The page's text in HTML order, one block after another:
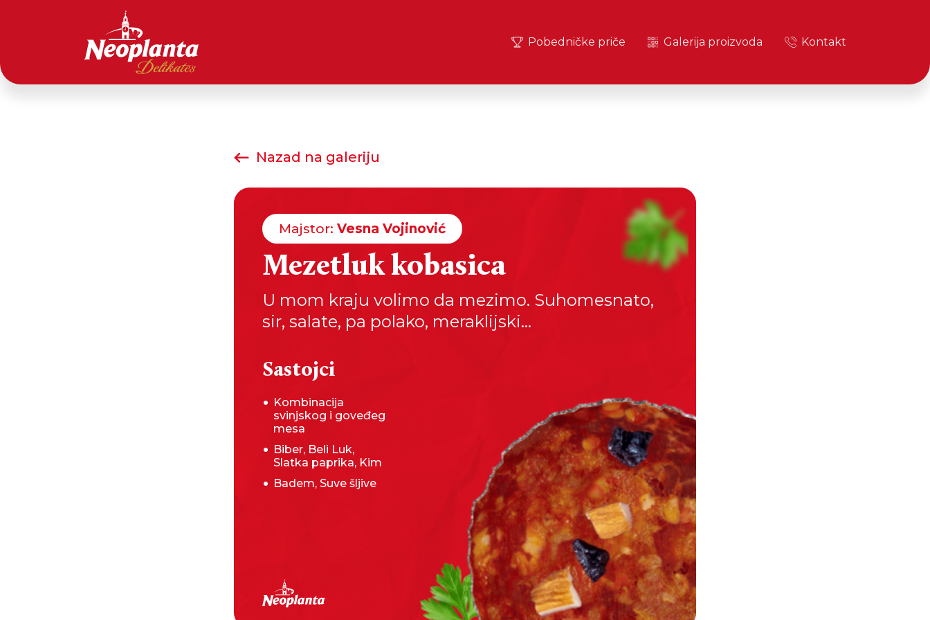
Pobedničke priče Galerija proizvoda Kontakt
Nazad na galeriju
Majstor: Vesna Vojinović
Mezetluk kobasica
U mom kraju volimo da mezimo. Suhomesnato,
sir, salate, pa polako, meraklijski...
Sastojci
Kombinacija
svinjskog i goveđeg
mesa
Biber, Beli Luk,
Slatka paprika, Kim
Badem, Suve šljive